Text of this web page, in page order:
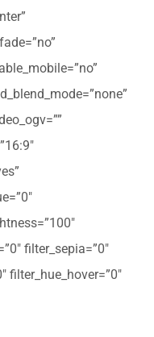
filter_sepia=”0″
filter_hue_hover=”0″